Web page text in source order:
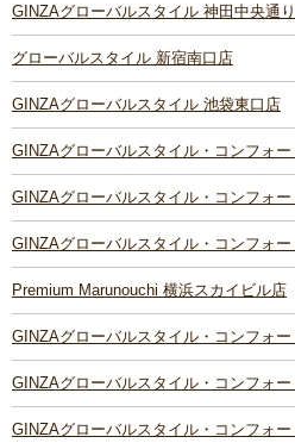
GINZAグローバルスタイル 神田中央通
グローバルスタイル 新宿南口店
GINZAグローバルスタイル 池袋東口店
GINZAグローバルスタイル・コンフォ
GINZAグローバルスタイル・コンフォ
GINZAグローバルスタイル・コンフォ
Premium Marunouchi 横浜スカイビル店
GINZAグローバルスタイル・コンフォ
GINZAグローバルスタイル・コンフォ
GINZAグローバルスタイル・コンフォ